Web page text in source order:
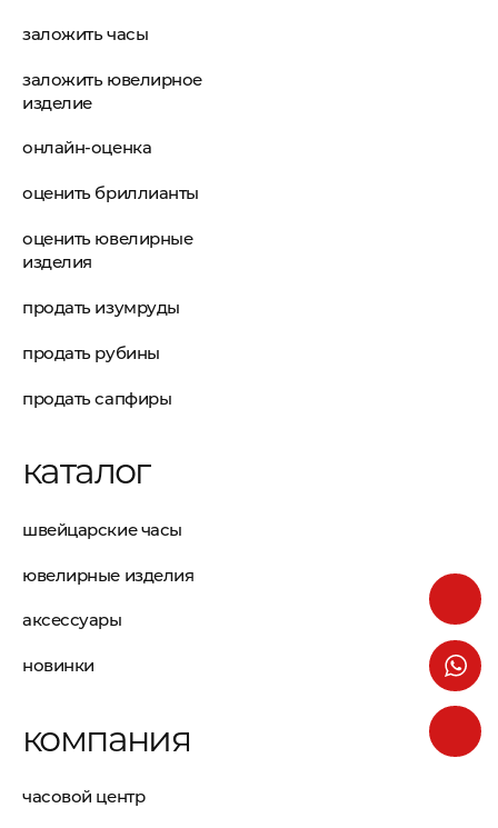
заложить часы
заложить ювелирное
изделие
онлайн-оценка
оценить бриллианты
оценить ювелирные
изделия
продать изумруды
продать рубины
продать сапфиры
каталог
швейцарские часы
ювелирные изделия
аксессуары
новинки
компания
часовой центр